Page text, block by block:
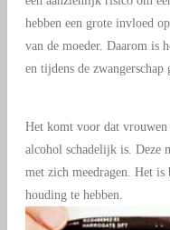
hebben een grote invloed
van de moeder. Daarom is
en tijdens de
Het komt voor dat
alcohol schadelijk is. Deze
met zich meedragen. Het
houding te hebben.